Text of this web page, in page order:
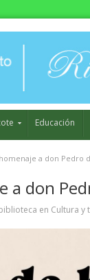
Educación
a don Pedro
a don
en Cultura y